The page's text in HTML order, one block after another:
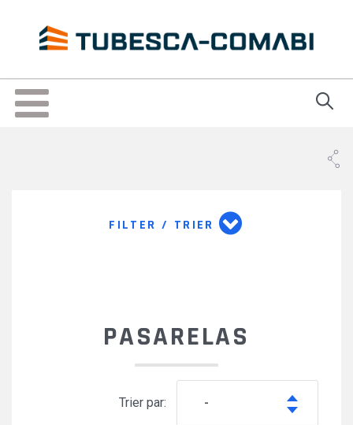
Toggle
navigation
FILTER / TRIER
PASARELAS
Trier par: -